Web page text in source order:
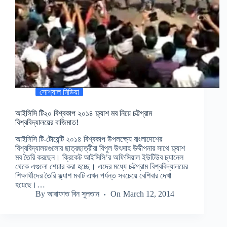
সোশ্যাল মিডিয়া
আইসিসি টি২০ বিশ্বকাপ ২০১৪ ফ্ল্যাশ মব নিয়ে চট্টগ্রাম
বিশ্ববিদ্যালয়ের বাজিমাত!
আইসিসি টি-টোয়েন্টি ২০১৪ বিশ্বকাপ উপলক্ষ্যে বাংলাদেশের
বিশ্ববিদ্যালয়গুলোর ছাত্রছাত্রীরা বিপুল উৎসাহ উদ্দীপনার সাথে ফ্ল্যাশ
মব তৈরি করছেন। ক্রিকেট আইসিসি’র অফিসিয়াল ইউটিউব চ্যানেল
থেকে এগুলো শেয়ার করা হচ্ছে। এদের মধ্যে চট্টগ্রাম বিশ্ববিদ্যালয়ের
শিক্ষার্থীদের তৈরি ফ্ল্যাশ মবটি এখন পর্যন্ত সবচেয়ে বেশিবার দেখা
হয়েছে।…
By আরাফাত বিন সুলতান On March 12, 2014